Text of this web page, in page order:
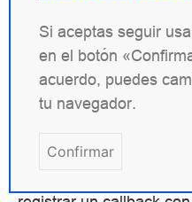
la sesión de stream
primera vez. La función
argumentos:
s el objeto
Si aceptas seguir
en el botón
acuerdo, puedes
tu navegador.
Confirmar